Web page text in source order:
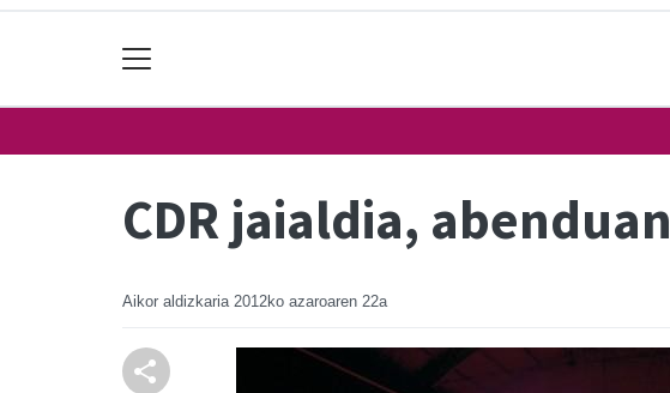
CDR jaialdia, abenduan
Aikor aldizkaria 2012ko azaroaren 22a